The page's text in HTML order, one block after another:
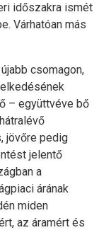
időszakra ismét
Várhatóan más
csomagon,
– együttvéve bő
jövőre pedig
jelentő
a
árának
miden
az áramért és